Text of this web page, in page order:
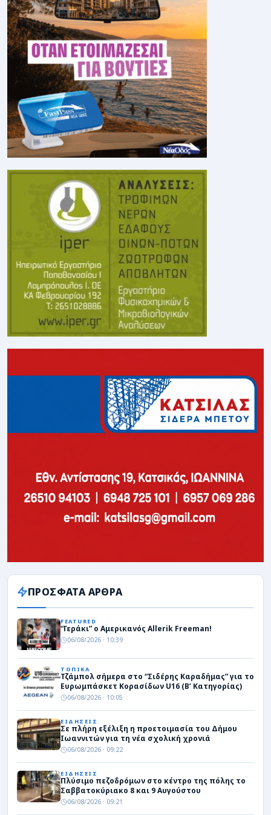
ΠΡΟΣΦΑΤΑ ΑΡΘΡΑ
FEATURED
“Γεράκι” ο Αμερικανός Allerik Freeman!
06/08/2026 · 10:39
ΤΟΠΙΚΑ
Τζάμπολ σήμερα στο “Σιδέρης Καραδήμας” για το
Ευρωμπάσκετ Κορασίδων U16 (Β’ Κατηγορίας)
06/08/2026 · 10:05
ΕΙΔΗΣΕΙΣ
Σε πλήρη εξέλιξη η προετοιμασία του Δήμου
Ιωαννιτών για τη νέα σχολική χρονιά
06/08/2026 · 09:22
ΕΙΔΗΣΕΙΣ
Πλύσιμο πεζοδρόμων στο κέντρο της πόλης το
Σαββατοκύριακο 8 και 9 Αυγούστου
06/08/2026 · 09:21